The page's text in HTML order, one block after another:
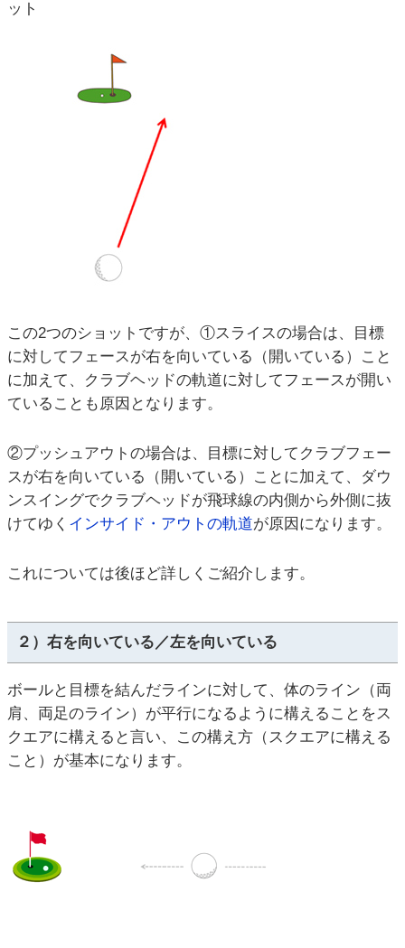
ット
この2つのショットですが、①スライスの場合は、目標
に対してフェースが右を向いている（開いている）こと
に加えて、クラブヘッドの軌道に対してフェースが開い
ていることも原因となります。
②プッシュアウトの場合は、目標に対してクラブフェー
スが右を向いている（開いている）ことに加えて、ダウ
ンスイングでクラブヘッドが飛球線の内側から外側に抜
けてゆく インサイド・アウトの軌道が原因になります。
これについては後ほど詳しくご紹介します。
２）右を向いている／左を向いている
ボールと目標を結んだラインに対して、体のライン（両
肩、両足のライン）が平行になるように構えることをス
クエアに構えると言い、この構え方（スクエアに構える
こと）が基本になります。